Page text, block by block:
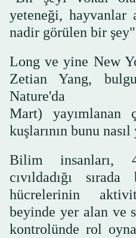
yeteneği, hayvanlar
nadir görülen bir
Long ve yine New
Zetian Yang,
Mart) yayımlanan
kuşlarının bunu nasıl
Bilim insanları,
cıvıldadığı
hücrelerinin
beyinde yer alan ve
kontrolünde rol